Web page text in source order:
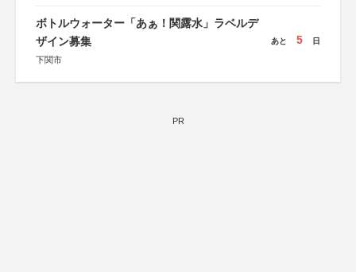
ボトルウォーター「あぁ！関露水」ラベルデ
ザイン募集
下関市
あと 5 日
PR